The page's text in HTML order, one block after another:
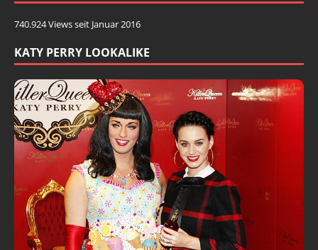
740.924 Views seit Januar 2016
KATY PERRY LOOKALIKE